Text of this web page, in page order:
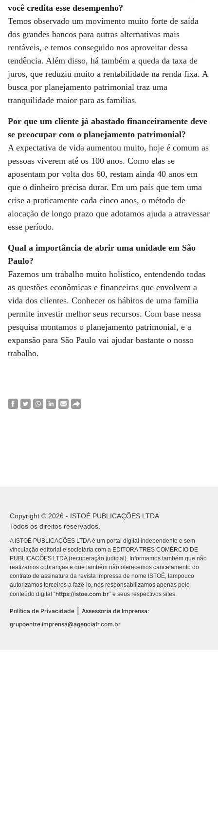
você credita esse desempenho?
Temos observado um movimento muito forte de saída
dos grandes bancos para outras alternativas mais
rentáveis, e temos conseguido nos aproveitar dessa
tendência. Além disso, há também a queda da taxa de
juros, que reduziu muito a rentabilidade na renda fixa. A
busca por planejamento patrimonial traz uma
tranquilidade maior para as famílias.
Por que um cliente já abastado financeiramente deve
se preocupar com o planejamento patrimonial?
A expectativa de vida aumentou muito, hoje é comum as
pessoas viverem até os 100 anos. Como elas se
aposentam por volta dos 60, restam ainda 40 anos em
que o dinheiro precisa durar. Em um país que tem uma
crise a praticamente cada cinco anos, o método de
alocação de longo prazo que adotamos ajuda a atravessar
esse período.
Qual a importância de abrir uma unidade em São
Paulo?
Fazemos um trabalho muito holístico, entendendo todas
as questões econômicas e financeiras que envolvem a
vida dos clientes. Conhecer os hábitos de uma família
permite investir melhor seus recursos. Com base nessa
pesquisa montamos o planejamento patrimonial, e a
expansão para São Paulo vai ajudar bastante o nosso
trabalho.
Copyright © 2026 - ISTOÉ PUBLICAÇÕES LTDA
Todos os direitos reservados.
A ISTOÉ PUBLICAÇÕES LTDA é um portal digital independente e sem
vinculação editorial e societária com a EDITORA TRES COMÉRCIO DE
PUBLICACÕES LTDA (recuperação judicial). Informamos também que não
realizamos cobranças e que também não oferecemos cancelamento do
contrato de assinatura da revista impressa de nome ISTOÉ, tampouco
autorizamos terceiros a fazê-lo, nos responsabilizamos apenas pelo
conteúdo digital “https://istoe.com.br” e seus respectivos sites.
Política de Privacidade
Assessoria de Imprensa:
grupoentre.imprensa@agenciafr.com.br